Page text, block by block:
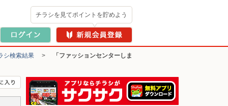
チラシを見てポイントを貯めよう
シ検索結果 >
「ファッションセンターしま